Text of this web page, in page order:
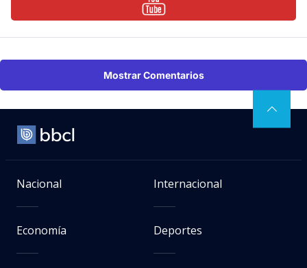
Mostrar Comentarios
Nacional Internacional
Economía Deportes